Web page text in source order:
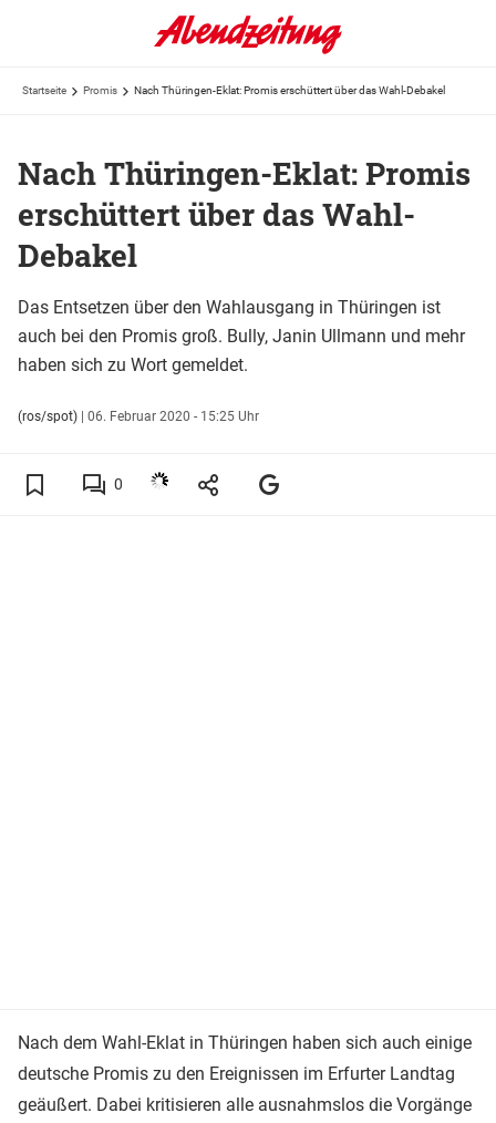
Startseite Promis Nach Thüringen-Eklat: Promis erschüttert über das Wahl-Debakel
Nach Thüringen-Eklat: Promis
erschüttert über das Wahl-
Debakel
Das Entsetzen über den Wahlausgang in Thüringen ist
auch bei den Promis groß. Bully, Janin Ullmann und mehr
haben sich zu Wort gemeldet.
(ros/spot) | 06. Februar 2020 - 15:25 Uhr
0
Nach dem Wahl-Eklat in Thüringen haben sich auch einige
deutsche Promis zu den Ereignissen im Erfurter Landtag
geäußert. Dabei kritisieren alle ausnahmslos die Vorgänge